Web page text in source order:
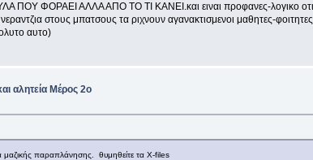
ΑΛΛΑ ΑΠΟ ΤΟ ΤΙ ΚΑΝΕΙ.και ειναι προφανες-λογικο οτι τα
στους μπατσους τα ριχνουν αγανακτισμενοι μαθητες-
αυτο)
αλητεία Μέρος 2ο
παραπλάνησης. θυμηθείτε τα X-files